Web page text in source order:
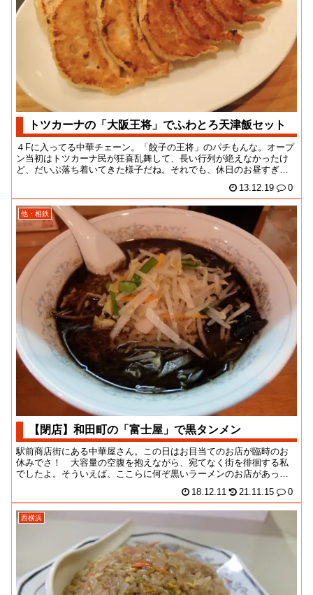
トツカーナの「大阪王将」でふわとろ天津飯セット
４Fに入ってる中華チェーン。「餃子の王将」のパチもんな。オープ
ン当初はトツカーナ民が狂喜乱舞して、長い行列が絶えなかったけ
ど、だいぶ落ち着いてきた様子だね。それでも、休日のお昼すぎは
13.12.19 0
他・相鉄
【閉店】和田町の「富士屋」で黒タンメン
駅前商店街にある中華屋さん。この日はお目当てのお店が臨時のお
休みでさ！ 大容量の空腹を抱えながら、宛てなく街を徘徊する私
でしたよ。そういえば、ここらに何ぞ黒いラーメンのお店があった
18.12.11 21.11.15 0
西横浜